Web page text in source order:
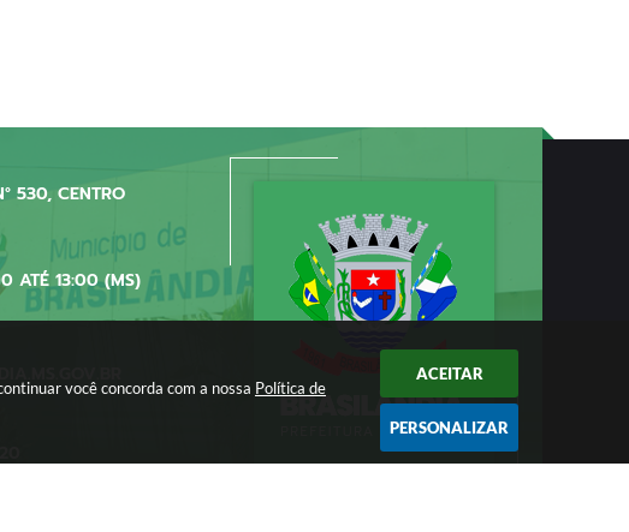
você concorda com a nossa Política de
ACEITAR
PERSONALIZAR
530, CENTRO
ATÉ 13:00 (MS)